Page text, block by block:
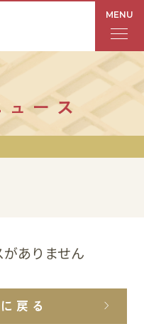
MENU
ース
ありません
戻る